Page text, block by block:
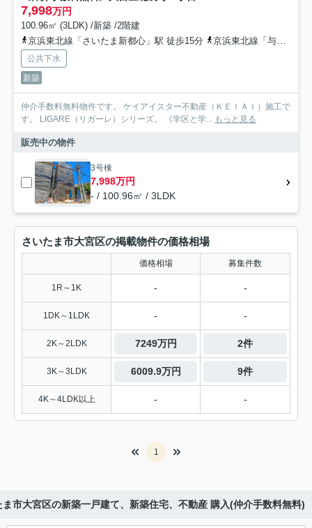
7,998万円
100.96㎡ (3LDK) /新築 /2階建
京浜東北線「さいたま新都心」駅 徒歩15分
京浜東北線「与野」駅 徒歩23分
公共下水
新築
仲介手数料無料物件です。 ケイアイスター不動産（ＫＥＩＡＩ）施工で
す。 LIGARE（リガーレ）シリーズ。 《学区と学... もっと見る
販売中の物件
3号棟
7,998万円
- / 100.96㎡ / 3LDK
さいたま市大宮区の掲載物件の価格相場
価格相場 募集件数
1R～1K - -
1DK～1LDK - -
2K～2LDK 7249万円 2件
3K～3LDK 6009.9万円 9件
4K～4LDK以上 - -
1
ま市大宮区の新築一戸建て、新築住宅、不動産 購入(仲介手数料無料)